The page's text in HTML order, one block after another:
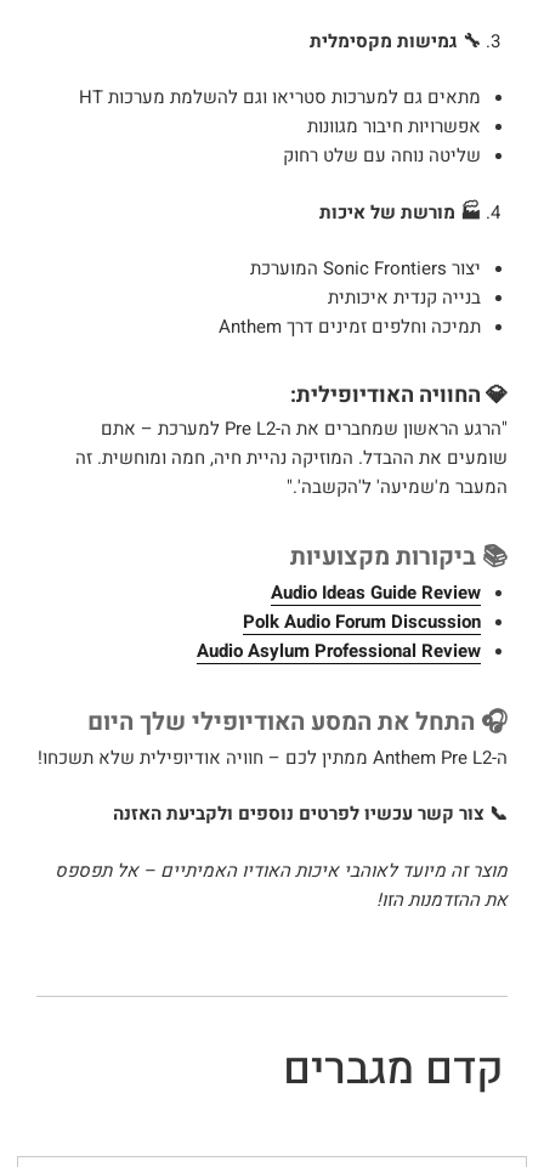
🔧 גמישות מקסימלית
מתאים גם למערכות סטריאו וגם להשלמת מערכות HT
אפשרויות חיבור מגוונות
שליטה נוחה עם שלט רחוק
🏭 מורשת של איכות
יצור Sonic Frontiers המוערכת
בנייה קנדית איכותית
תמיכה וחלפים זמינים דרך Anthem
💎 החוויה האודיופילית:
"הרגע הראשון שמחברים את ה-Pre L2 למערכת – אתם
שומעים את ההבדל. המוזיקה נהיית חיה, חמה ומוחשית. זה
המעבר מ'שמיעה' ל'הקשבה'."
📚 ביקורות מקצועיות
Audio Ideas Guide Review
Polk Audio Forum Discussion
Audio Asylum Professional Review
🎧 התחל את המסע האודיופילי שלך היום
ה-Anthem Pre L2 ממתין לכם – חוויה אודיופילית שלא תשכחו!
📞 צור קשר עכשיו לפרטים נוספים ולקביעת האזנה
מוצר זה מיועד לאוהבי איכות האודיו האמיתיים – אל תפספס
את ההזדמנות הזו!
קדם מגברים